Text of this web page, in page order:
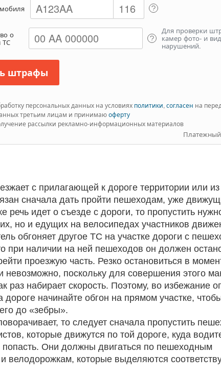
о
ТС
Для проверки
камер фото- и
нарушений.
штрафы
персональных данных на условиях политики, согласен на
третьим лицам и принимаюоферту
рассылки рекламно-информационных материалов
Платежный
с прилагающей к дороге территории или
сначала дать пройти пешеходам, уже
речь идет о съезде с дороги, то пропустить
но и едущих на велосипедах участников
обгоняет другое ТС на участке дороги с
при наличии на ней пешеходов он должен
проезжую часть. Резко остановиться в
невозможно, поскольку для совершения этого
раз набирает скорость. Поэтому, во избежание
дороге начинайте обгон на прямом участке,
до «зебры».
то следует сначала пропустить
которые движутся по той дороге, куда
попасть. Они должны двигаться по пешеходным
велодорожкам, которые выделяются